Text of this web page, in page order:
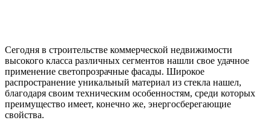
Сегодня в строительстве коммерческой недвижимости
высокого класса различных сегментов нашли свое удачное
применение светопрозрачные фасады. Широкое
распространение уникальный материал из стекла нашел,
благодаря своим техническим особенностям, среди которых
преимущество имеет, конечно же, энергосберегающие
свойства.